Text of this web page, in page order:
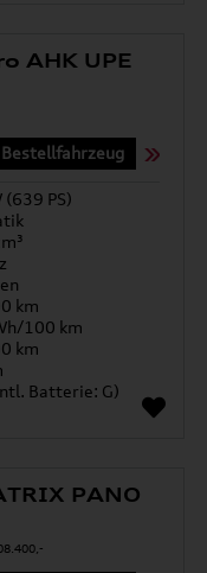
AHK UPE
Bestellfahrzeug
PS)
km
100 km
km
Batterie: G)
PANO